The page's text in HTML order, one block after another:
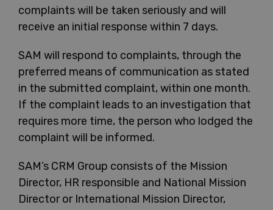
complaints will be taken seriously and will
receive an initial response within 7 days.
SAM will respond to complaints, through the
preferred means of communication as stated
in the submitted complaint, within one month.
If the complaint leads to an investigation that
requires more time, the person who lodged the
complaint will be informed.
SAM’s CRM Group consists of the Mission
Director, HR responsible and National Mission
Director or International Mission Director,